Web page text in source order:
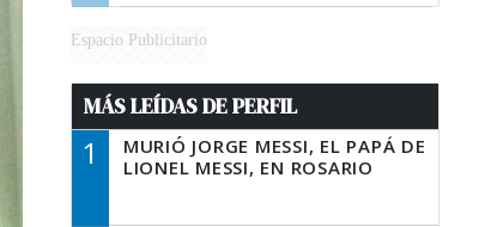
Espacio Publicitario
MÁS LEÍDAS DE PERFIL
1
MURIÓ JORGE MESSI, EL PAPÁ DE
LIONEL MESSI, EN ROSARIO